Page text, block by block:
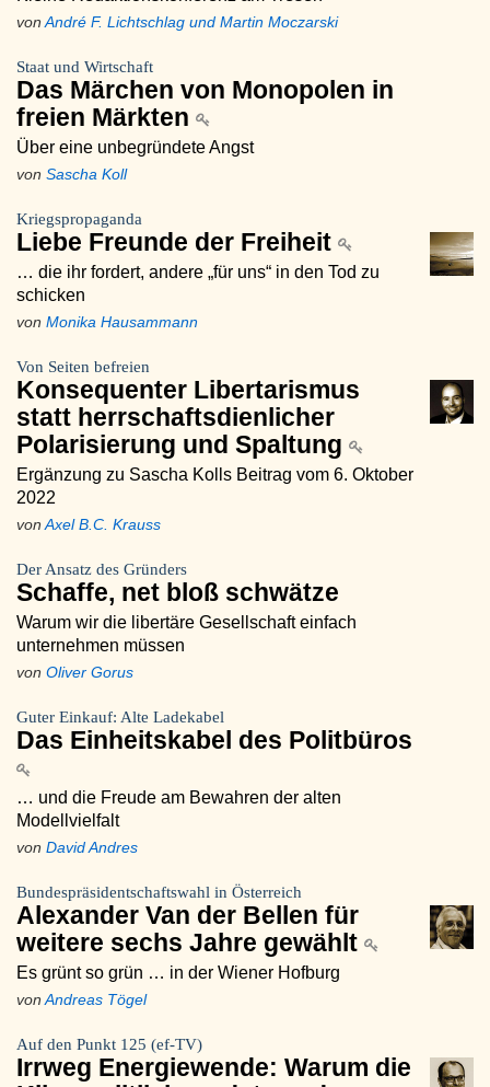
von André F. Lichtschlag und Martin Moczarski
Staat und Wirtschaft
Das Märchen von Monopolen in
freien Märkten
Über eine unbegründete Angst
von Sascha Koll
Kriegspropaganda
Liebe Freunde der Freiheit
… die ihr fordert, andere „für uns“ in den Tod zu
schicken
von Monika Hausammann
Von Seiten befreien
Konsequenter Libertarismus
statt herrschaftsdienlicher
Polarisierung und Spaltung
Ergänzung zu Sascha Kolls Beitrag vom 6. Oktober
2022
von Axel B.C. Krauss
Der Ansatz des Gründers
Schaffe, net bloß schwätze
Warum wir die libertäre Gesellschaft einfach
unternehmen müssen
von Oliver Gorus
Guter Einkauf: Alte Ladekabel
Das Einheitskabel des Politbüros
… und die Freude am Bewahren der alten
Modellvielfalt
von David Andres
Bundespräsidentschaftswahl in Österreich
Alexander Van der Bellen für
weitere sechs Jahre gewählt
Es grünt so grün … in der Wiener Hofburg
von Andreas Tögel
Auf den Punkt 125 (ef-TV)
Irrweg Energiewende: Warum die